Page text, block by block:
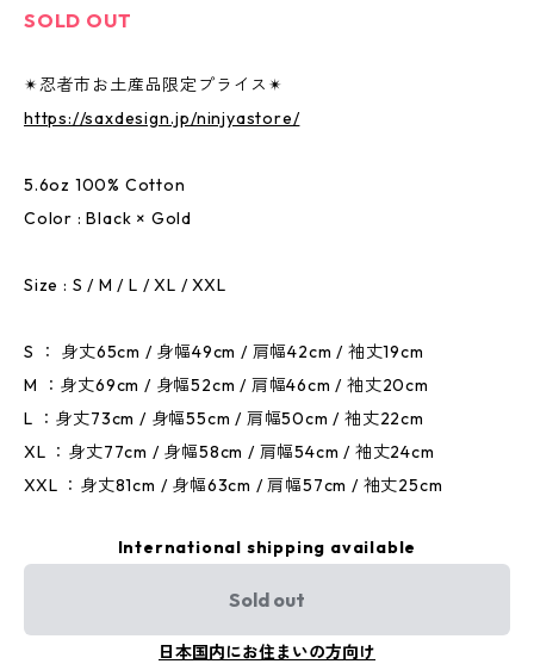
SOLD OUT
✴︎忍者市お土産品限定プライス✴︎
https://saxdesign.jp/ninjyastore/
5.6oz 100% Cotton
Color : Black × Gold
Size : S / M / L / XL / XXL
S ： 身丈65cm / 身幅49cm / 肩幅42cm / 袖丈19cm
M ：身丈69cm / 身幅52cm / 肩幅46cm / 袖丈20cm
L ：身丈73cm / 身幅55cm / 肩幅50cm / 袖丈22cm
XL ：身丈77cm / 身幅58cm / 肩幅54cm / 袖丈24cm
XXL ：身丈81cm / 身幅63cm / 肩幅57cm / 袖丈25cm
International shipping available
Sold out
日本国内にお住まいの方向け